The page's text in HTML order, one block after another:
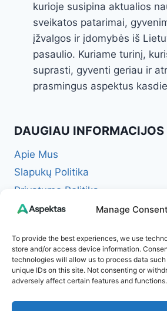
Manage Consent
To provide the best experiences, we use
store and/or access device information.
technologies will allow us to process data
unique IDs on this site. Not consenting or
adversely affect certain features and functions.
kurioje susipina aktualios
sveikatos patarimai,
įžvalgos ir įdomybės iš
pasaulio. Kuriame turinį,
suprasti, gyventi geriau ir
prasmingus aspektus
DAUGIAU INFORMACIJOS
Apie Mus
Slapukų Politika
Privatumo Politika
Redakcinė politika + Klaidų
Atsakomybės apribojimas
Naudojimosi taisyklės (Terms
Kontaktai